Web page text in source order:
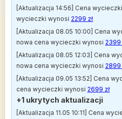
[Aktualizacja 14:56] Cena wycieczki
wycieczki wynosi 2299 zł
[Aktualizacja 08.05 10:00] Cena
nowa cena wycieczki wynosi 2399
[Aktualizacja 08.05 12:03] Cena
nowa cena wycieczki wynosi 2899
[Aktualizacja 09.05 13:52] Cena
cena wycieczki wynosi 2699 zł
+1 ukrytych aktualizacji
[Aktualizacja 11.05 10:11] Cena